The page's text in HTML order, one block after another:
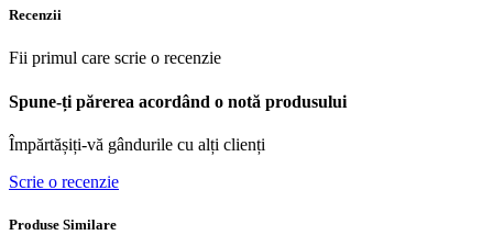
Recenzii
Fii primul care scrie o recenzie
Spune-ți părerea acordând o notă produsului
Împărtășiți-vă gândurile cu alți clienți
Scrie o recenzie
Produse Similare